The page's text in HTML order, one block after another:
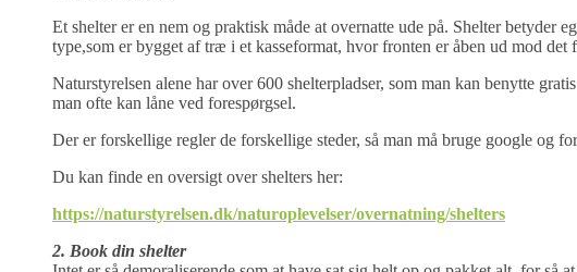
Et shelter er en nem og praktisk måde at overnatte ude på. Shelter
type,som er bygget af træ i et kasseformat, hvor fronten er åben ud mod
Naturstyrelsen alene har over 600 shelterpladser, som man kan benytte
man ofte kan låne ved forespørgsel.
Der er forskellige regler de forskellige steder, så man må bruge google og
Du kan finde en oversigt over shelters her:
https://naturstyrelsen.dk/naturoplevelser/overnatning/shelters
2. Book din shelter